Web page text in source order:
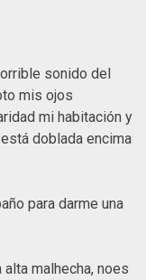
sonido del
mis ojos
mi habitación y
doblada encima
para darme una
malhecha, noes